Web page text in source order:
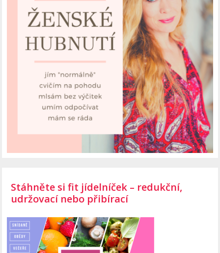
Stáhněte si fit jídelníček – redukční,
udržovací nebo přibírací